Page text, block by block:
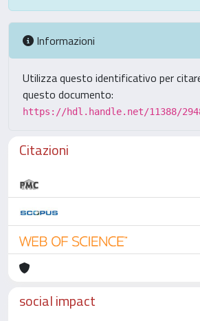
Informazioni
Utilizza questo identificativo per
questo documento:
https://hdl.handle.net/11388/
Citazioni
social impact